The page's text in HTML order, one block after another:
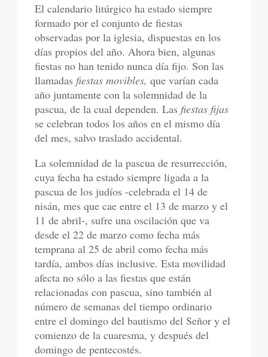
El calendario litúrgico ha estado siempre
formado por el conjunto de fiestas
observadas por la iglesia, dispuestas en los
días propios del año. Ahora bien, algunas
fiestas no han tenido nunca día fijo. Son las
llamadas fiestas movibles,que varían cada
año juntamente con la solemnidad de la
pascua, de la cual dependen. Las fiestas fijas
se celebran todos los años en el mismo día
del mes, salvo traslado accidental.
La solemnidad de la pascua de resurrección,
cuya fecha ha estado siempre ligada a la
pascua de los judíos -celebrada el 14 de
nisán, mes que cae entre el 13 de marzo y el
11 de abril-, sufre una oscilación que va
desde el 22 de marzo como fecha más
temprana al 25 de abril como fecha más
tardía, ambos días inclusive. Esta movilidad
afecta no sólo a las fiestas que están
relacionadas con pascua, sino también al
número de semanas del tiempo ordinario
entre el domingo del bautismo del Señor y el
comienzo de la cuaresma, y después del
domingo de pentecostés.